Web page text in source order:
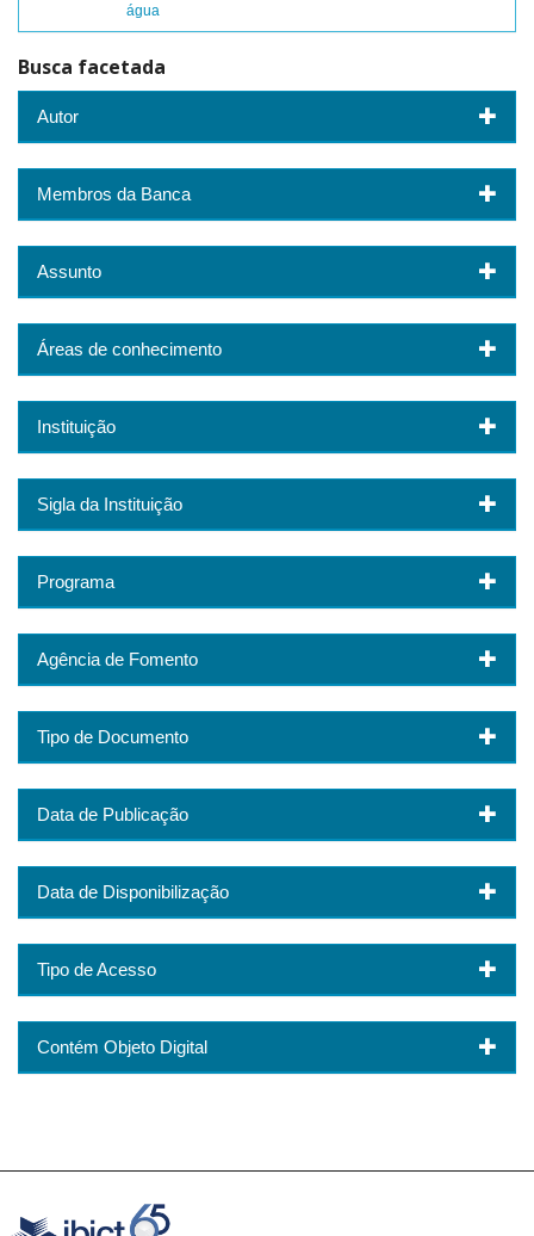
água
Busca facetada
Autor
Membros da Banca
Assunto
Áreas de conhecimento
Instituição
Sigla da Instituição
Programa
Agência de Fomento
Tipo de Documento
Data de Publicação
Data de Disponibilização
Tipo de Acesso
Contém Objeto Digital